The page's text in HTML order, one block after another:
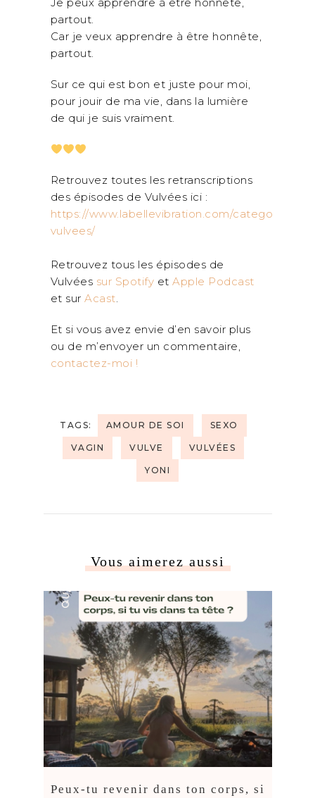
Je peux apprendre à être honnête,
partout.
Car je veux apprendre à être honnête,
partout.
Sur ce qui est bon et juste pour moi,
pour jouir de ma vie, dans la lumière
de qui je suis vraiment.
Retrouvez toutes les retranscriptions
des épisodes de Vulvées ici :
https://www.labellevibration.com/category/
vulvees/
Retrouvez tous les épisodes de
Vulvées sur Spotify et Apple Podcast
et sur Acast.
Et si vous avez envie d’en savoir plus
ou de m’envoyer un commentaire,
contactez-moi !
TAGS: AMOUR DE SOI SEXO
VAGIN VULVE VULVÉES
YONI
Vous aimerez aussi
Peux-tu revenir dans ton corps, si